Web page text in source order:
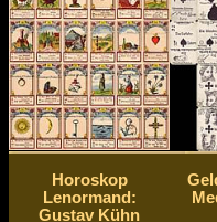
Horoskop
Lenormand:
Gustav Kühn